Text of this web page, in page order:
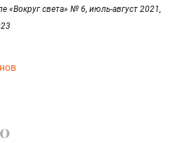
«Вокруг света» № 6, июль-август 2021,
0